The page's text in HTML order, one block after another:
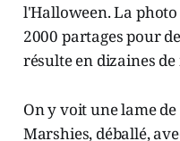
l'Halloween. La
2000 partages pour
résulte en dizaines
On y voit une lame
Marshies, déballé,